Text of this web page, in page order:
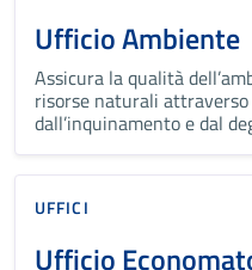
Ufficio Ambiente
Assicura la qualità
risorse naturali
dall’inquinamento e dal
UFFICI
Ufficio